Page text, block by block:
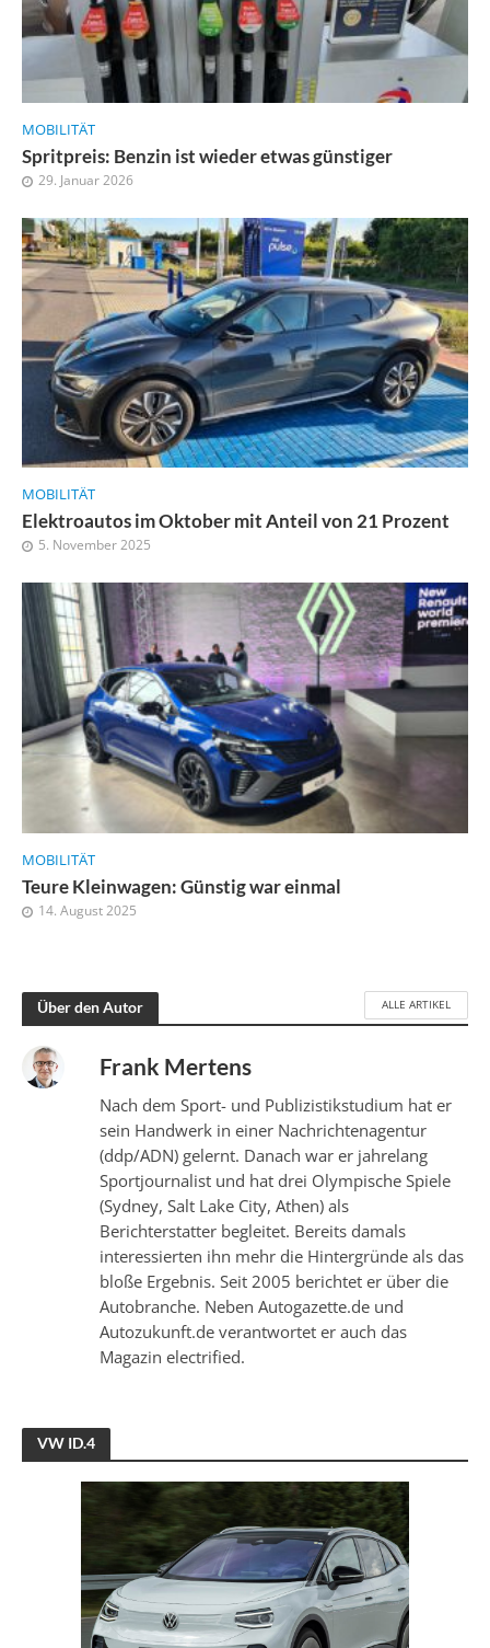
MOBILITÄT
Spritpreis: Benzin ist wieder etwas günstiger
29. Januar 2026
MOBILITÄT
Elektroautos im Oktober mit Anteil von 21 Prozent
5. November 2025
MOBILITÄT
Teure Kleinwagen: Günstig war einmal
14. August 2025
Über den Autor ALLE ARTIKEL
Frank Mertens
Nach dem Sport- und Publizistikstudium hat er
sein Handwerk in einer Nachrichtenagentur
(ddp/ADN) gelernt. Danach war er jahrelang
Sportjournalist und hat drei Olympische Spiele
(Sydney, Salt Lake City, Athen) als
Berichterstatter begleitet. Bereits damals
interessierten ihn mehr die Hintergründe als das
bloße Ergebnis. Seit 2005 berichtet er über die
Autobranche. Neben Autogazette.de und
Autozukunft.de verantwortet er auch das
Magazin electrified.
VW ID.4